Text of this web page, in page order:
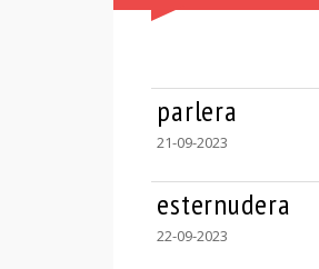
parlera
21-09-2023
esternudera
22-09-2023